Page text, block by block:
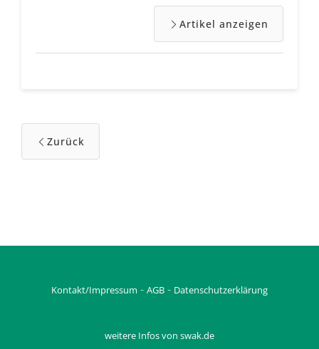
Artikel anzeigen
Zurück
Kontakt/Impressum - AGB - Datenschutzerklärung
weitere Infos von swak.de